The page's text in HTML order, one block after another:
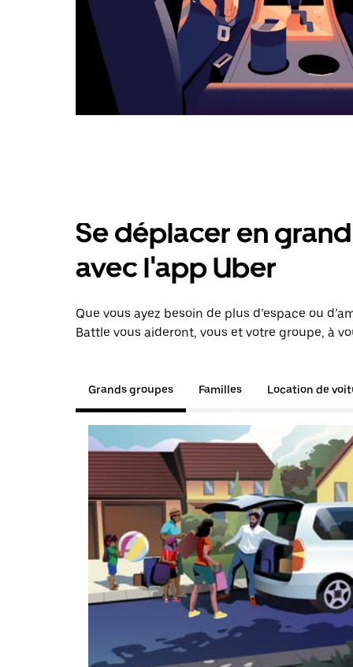
Se déplacer en
avec l'app Uber
Que vous ayez besoin de plus d’espace ou
Battle vous aideront, vous et votre groupe, à
Grands groupes Familles Location de